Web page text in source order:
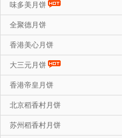
味多美月饼
全聚德月饼
香港美心月饼
大三元月饼
香港帝皇月饼
北京稻香村月饼
苏州稻香村月饼